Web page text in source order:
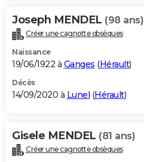
Joseph MENDEL (98 ans)
Créer une cagnotte obsèques
Naissance
19/06/1922 à Ganges (Hérault)
Décès
14/09/2020 à Lunel (Hérault)
Gisele MENDEL (81 ans)
Créer une cagnotte obsèques